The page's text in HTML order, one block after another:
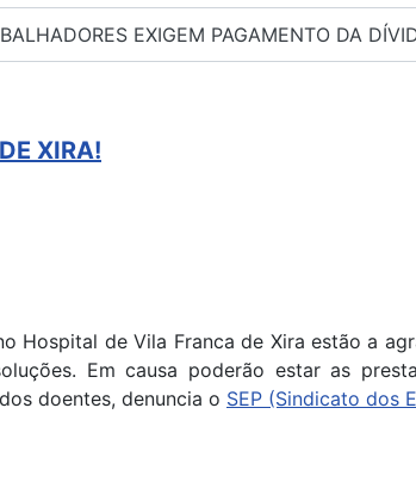
EXIGEM PAGAMENTO DA
XIRA!
Hospital de Vila Franca de Xira estão a
Em causa poderão estar as
doentes, denuncia o SEP (Sindicato dos